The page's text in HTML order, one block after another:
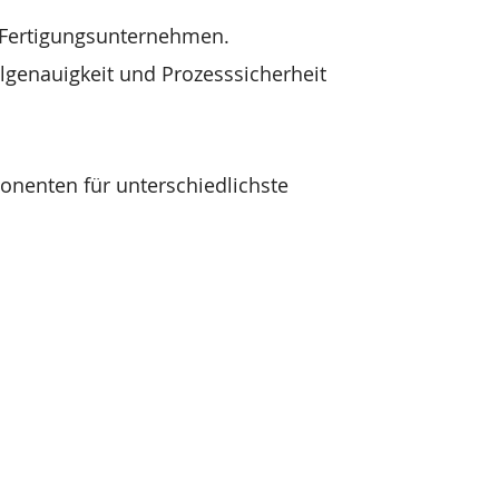
und Prozesssicherheit
für unterschiedlichste